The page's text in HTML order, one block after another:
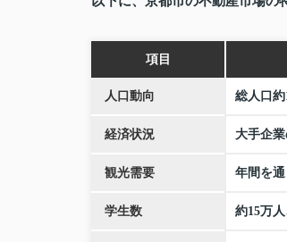
項目
人口動向 総人口
経済状況 大手企
観光需要 年間を
学生数 約15万